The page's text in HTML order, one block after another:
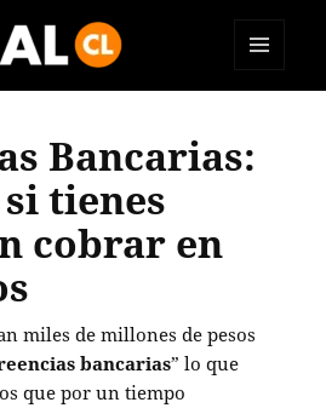
Bancarias:
tienes
cobrar en
miles de millones de pesos
bancarias” lo que
que por un tiempo